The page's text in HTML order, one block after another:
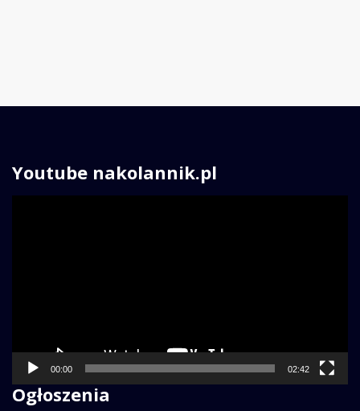
Youtube nakolannik.pl
00:00 02:42
Ogłoszenia